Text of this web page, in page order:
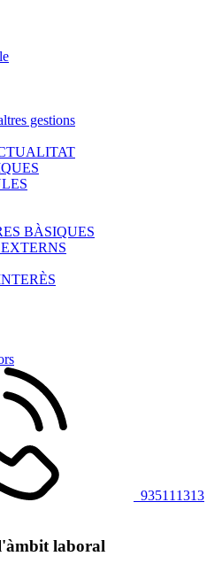
gestions
BÀSIQUES
935111313
l'àmbit laboral